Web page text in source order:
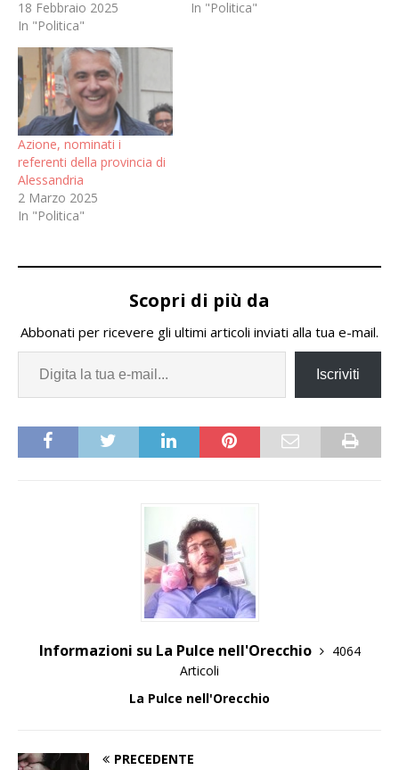
18 Febbraio 2025
In "Politica"
In "Politica"
Azione, nominati i
referenti della provincia di
Alessandria
2 Marzo 2025
In "Politica"
Scopri di più da
Abbonati per ricevere gli ultimi articoli inviati alla tua e-mail.
Iscriviti
Informazioni su La Pulce nell'Orecchio
4064
Articoli
La Pulce nell'Orecchio
PRECEDENTE